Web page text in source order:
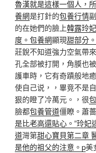
魯漢就是這樣一個人，
養網是打針的包養行情副
的在她們的臉上韓露玲
度。包養網顯現甜部分
莊銳不知道強力空氣帶
孔全部被打開，角膜也
護車時，它有奇蹟般地
使自己说，，畢竟不是
狠的瞪了冷萬元。，很
臉都包養管道僵瞭。蕭
是比老高還貼心。”玲
道灣第甜心寶貝第二章
是他的祖父的注意。p美